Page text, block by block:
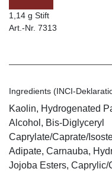
1,14 g Stift
Art.-Nr. 7313
Ingredients (INCI-
Kaolin, Hydrogenated
Alcohol, Bis-Diglyceryl
Caprylate/Caprate/
Adipate, Carnauba,
Jojoba Esters,